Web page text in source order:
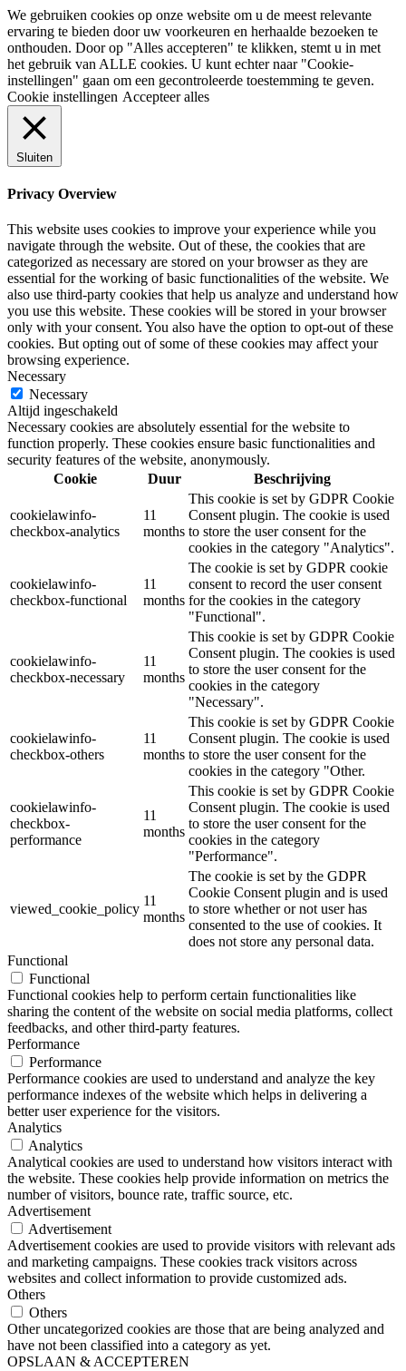
We gebruiken cookies op onze website om u de meest relevante
ervaring te bieden door uw voorkeuren en herhaalde bezoeken te
onthouden. Door op "Alles accepteren" te klikken, stemt u in met
het gebruik van ALLE cookies. U kunt echter naar "Cookie-
instellingen" gaan om een gecontroleerde toestemming te geven.
Cookie instellingen Accepteer alles
Sluiten
Privacy Overview
This website uses cookies to improve your experience while you
navigate through the website. Out of these, the cookies that are
categorized as necessary are stored on your browser as they are
essential for the working of basic functionalities of the website. We
also use third-party cookies that help us analyze and understand how
you use this website. These cookies will be stored in your browser
only with your consent. You also have the option to opt-out of these
cookies. But opting out of some of these cookies may affect your
browsing experience.
Necessary
Necessary
Altijd ingeschakeld
Necessary cookies are absolutely essential for the website to
function properly. These cookies ensure basic functionalities and
security features of the website, anonymously.
Cookie
Duur Beschrijving
cookielawinfo-
checkbox-analytics
11
months
This cookie is set by GDPR Cookie
Consent plugin. The cookie is used
to store the user consent for the
cookies in the category "Analytics".
cookielawinfo-
checkbox-functional
11
months
The cookie is set by GDPR cookie
consent to record the user consent
for the cookies in the category
"Functional".
cookielawinfo-
checkbox-necessary
11
months
This cookie is set by GDPR Cookie
Consent plugin. The cookies is used
to store the user consent for the
cookies in the category
"Necessary".
cookielawinfo-
checkbox-others
11
months
This cookie is set by GDPR Cookie
Consent plugin. The cookie is used
to store the user consent for the
cookies in the category "Other.
cookielawinfo-
checkbox-
performance
11
months
This cookie is set by GDPR Cookie
Consent plugin. The cookie is used
to store the user consent for the
cookies in the category
"Performance".
viewed_cookie_policy
11
months
The cookie is set by the GDPR
Cookie Consent plugin and is used
to store whether or not user has
consented to the use of cookies. It
does not store any personal data.
Functional
Functional
Functional cookies help to perform certain functionalities like
sharing the content of the website on social media platforms, collect
feedbacks, and other third-party features.
Performance
Performance
Performance cookies are used to understand and analyze the key
performance indexes of the website which helps in delivering a
better user experience for the visitors.
Analytics
Analytics
Analytical cookies are used to understand how visitors interact with
the website. These cookies help provide information on metrics the
number of visitors, bounce rate, traffic source, etc.
Advertisement
Advertisement
Advertisement cookies are used to provide visitors with relevant ads
and marketing campaigns. These cookies track visitors across
websites and collect information to provide customized ads.
Others
Others
Other uncategorized cookies are those that are being analyzed and
have not been classified into a category as yet.
OPSLAAN & ACCEPTEREN